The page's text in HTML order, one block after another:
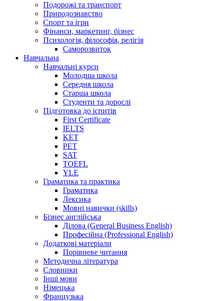
Подорожі та транспорт
Природознавство
Спорт та ігри
Фінанси, маркетинг, бізнес
Психологія, філософія, релігія
Саморозвиток
Навчальна
Навчальні курси
Молодша школа
Середня школа
Старша школа
Студенти та дорослі
Підготовка до іспитів
First Certificate
IELTS
KET
PET
SAT
TOEFL
YLE
Граматика та практика
Граматика
Лексика
Мовні навички (skills)
Бізнес англійська
Ділова (General Business English)
Професійна (Professional English)
Додаткові матеріали
Порівневе читання
Методична література
Словники
Інші мови
Німецька
Французька